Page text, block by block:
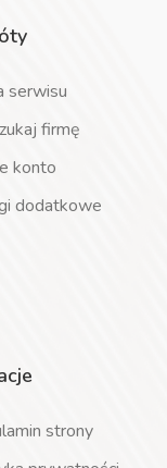
serwisu
firmę
konto
dodatkowe
strony